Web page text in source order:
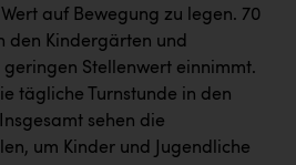
auf Bewegung zu legen. 70
den Kindergärten und
geringen Stellenwert einnimmt.
tägliche Turnstunde in den
sehen die
um Kinder und Jugendliche